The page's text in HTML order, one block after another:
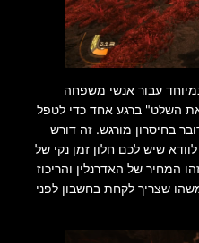
עבור אנשי משפחה
השלט" ברגע אחד כדי לטפל
בחיסרון מורגש. זה דורש
שיש לכם חלון זמן נקי של
המחיר של האדרנלין והריכוז
שצריך לקחת בחשבון לפני